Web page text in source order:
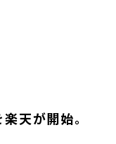
天が開始。